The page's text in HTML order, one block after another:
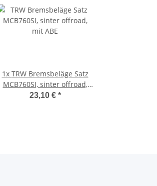
1x TRW Bremsbeläge Satz
MCB760SI, sinter offroad,
mit ABE
23,10 € *